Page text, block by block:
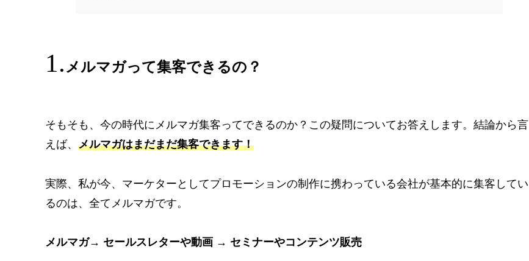
メルマガって集客できるの？
そもそも、今の時代にメルマガ集客ってできるのか？この疑問についてお答えします。結論から言
えば、 メルマガはまだまだ集客できます！
実際、私が今、マーケターとしてプロモーションの制作に携わっている会社が基本的に集客してい
るのは、全てメルマガです。
メルマガ→ セールスレターや動画 → セミナーやコンテンツ販売